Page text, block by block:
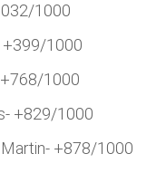
1000
+399/1000
1000
+829/1000
+878/1000